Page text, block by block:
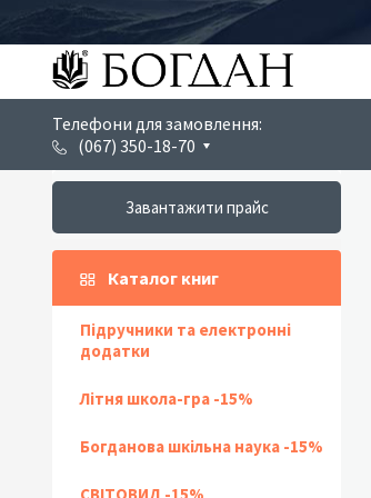
Телефони для замовлення:
(067) 350-18-70
Завантажити прайс
Каталог книг
Підручники та електронні
додатки
Літня школа-гра -15%
Богданова шкільна наука -15%